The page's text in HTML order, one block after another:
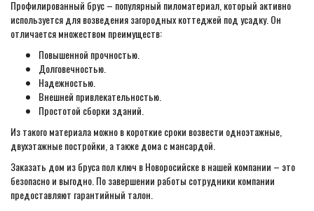
Профилированный брус – популярный пиломатериал, который активно
используется для возведения загородных коттеджей под усадку. Он
отличается множеством преимуществ:
Повышенной прочностью.
Долговечностью.
Надежностью.
Внешней привлекательностью.
Простотой сборки зданий.
Из такого материала можно в короткие сроки возвести одноэтажные,
двухэтажные постройки, а также дома с мансардой.
Заказать дом из бруса пол ключ в Новоросийске в нашей компании – это
безопасно и выгодно. По завершении работы сотрудники компании
предоставляют гарантийный талон.